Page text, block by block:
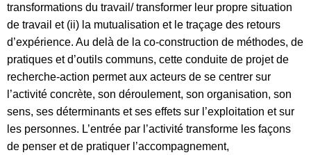
transformations du travail/ transformer leur propre situation
de travail et (ii) la mutualisation et le traçage des retours
d’expérience. Au delà de la co-construction de méthodes, de
pratiques et d’outils communs, cette conduite de projet de
recherche-action permet aux acteurs de se centrer sur
l’activité concrète, son déroulement, son organisation, son
sens, ses déterminants et ses effets sur l’exploitation et sur
les personnes. L’entrée par l’activité transforme les façons
de penser et de pratiquer l’accompagnement,